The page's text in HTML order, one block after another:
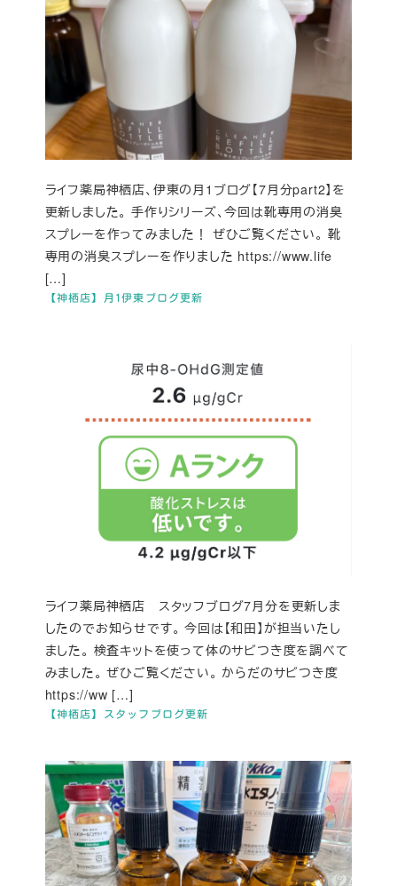
【神栖店】月1伊東ブログ更新
ライフ薬局神栖店、伊東の月1ブログ【7月分part2】を
更新しました。 手作りシリーズ、今回は靴専用の消臭
スプレーを作ってみました！ ぜひご覧ください。 靴
専用の消臭スプレーを作りました https://www.life
[…]
【神栖店】スタッフブログ更新
ライフ薬局神栖店 スタッフブログ7月分を更新しま
したのでお知らせです。 今回は【和田】が担当いたし
ました。 検査キットを使って体のサビつき度を調べて
みました。 ぜひご覧ください。 からだのサビつき度
https://ww […]